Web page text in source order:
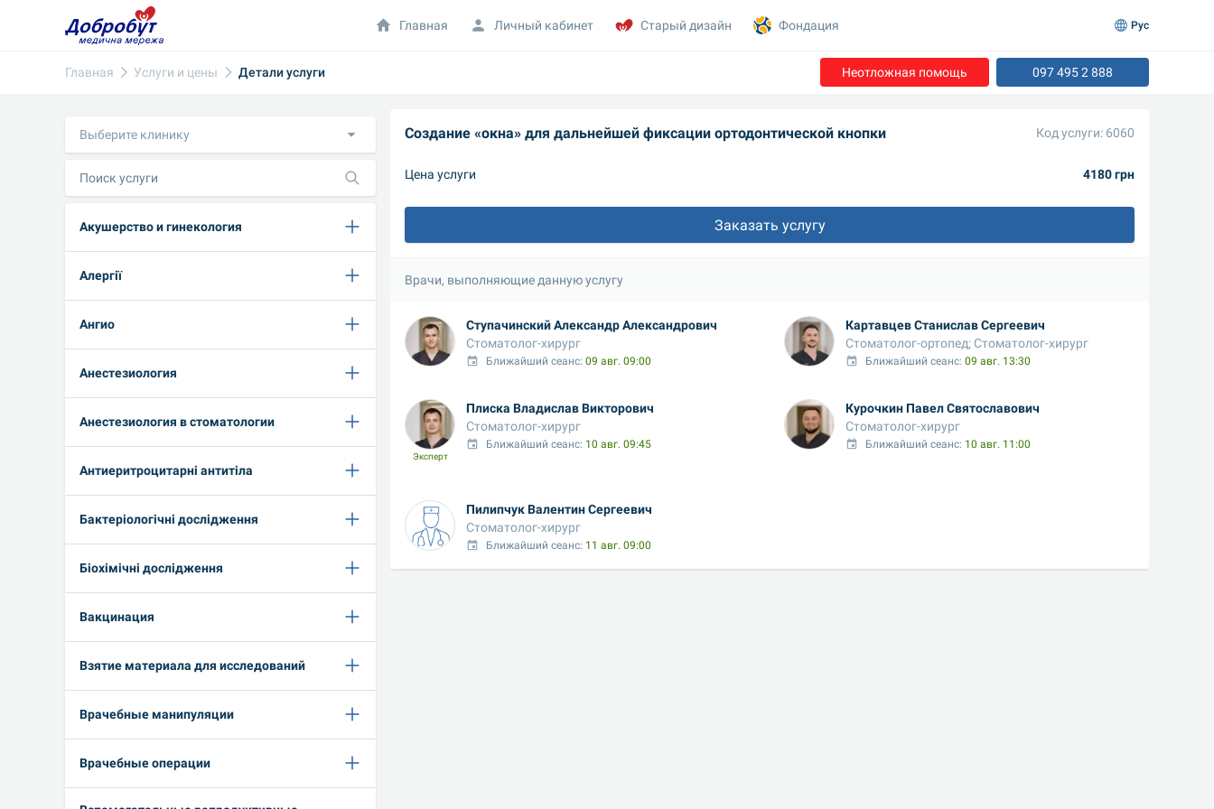
Главная Услуги и цены Детали услуги Неотложная помощь 097 495 2 888
Выберите клинику
Акушерство и гинекология
Алергії
Ангио
Анестезиология
Анестезиология в стоматологии
Антиеритроцитарні антитіла
Бактеріологічні дослідження
Біохімічні дослідження
Вакцинация
Взятие материала для исследований
Врачебные манипуляции
Врачебные операции
Создание «окна» для дальнейшей фиксации ортодонтической кнопки Код услуги: 6060
Цена услуги 4180 грн
Заказать услугу
Врачи, выполняющие данную услугу
Ступачинский Александр Александрович
Стоматолог-хирург
Ближайший сеанс: 09 авг. 09:00
Картавцев Станислав Сергеевич
Стоматолог-ортопед; Стоматолог-хирург
Ближайший сеанс: 09 авг. 13:30
Эксперт
Плиска Владислав Викторович
Стоматолог-хирург
Ближайший сеанс: 10 авг. 09:45
Курочкин Павел Святославович
Стоматолог-хирург
Ближайший сеанс: 10 авг. 11:00
Пилипчук Валентин Сергеевич
Стоматолог-хирург
Ближайший сеанс: 11 авг. 09:00
Главная Личный кабинет Старый дизайн Фондация Рус